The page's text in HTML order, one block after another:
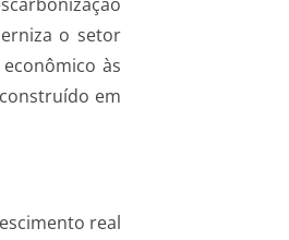
o setor
às
em
real